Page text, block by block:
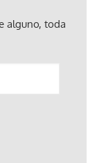
alguno, toda